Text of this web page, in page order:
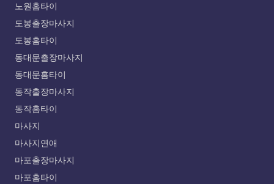
노원홈타이
도봉출장마사지
도봉홈타이
동대문출장마사지
동대문홈타이
동작출장마사지
동작홈타이
마사지
마사지연애
마포출장마사지
마포홈타이